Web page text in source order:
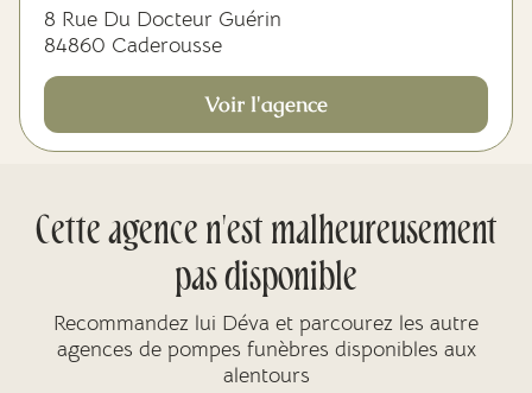
8 Rue Du Docteur Guérin
84860 Caderousse
Voir l'agence
Cette agence n'est malheureusement
pas disponible
Recommandez lui Déva et parcourez les autre
agences de pompes funèbres disponibles aux
alentours